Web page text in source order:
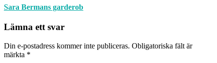
Sara Bermans garderob
Lämna ett svar
Din e-postadress kommer inte publiceras. Obligatoriska fält är
märkta *